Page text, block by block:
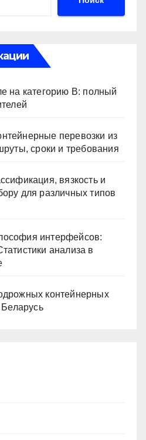
ki
ть
на категорию В: полный
перевозки из
сроки и требования
вязкость и
для различных типов
интерфейсов:
анализа в
контейнерных